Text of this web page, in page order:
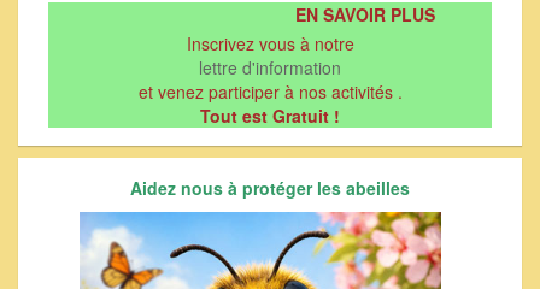
EN SAVOIR PLUS
Inscrivez vous à notre
lettre d'information
et venez participer à nos activités .
Tout est Gratuit !
Aidez nous à protéger les abeilles